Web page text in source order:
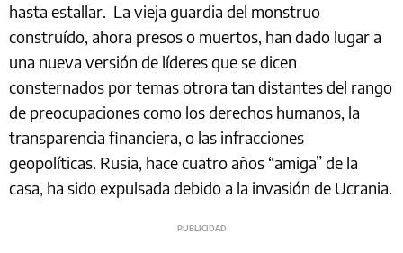
hasta estallar. La vieja guardia del monstruo
construído, ahora presos o muertos, han dado lugar a
una nueva versión de líderes que se dicen
consternados por temas otrora tan distantes del rango
de preocupaciones como los derechos humanos, la
transparencia financiera, o las infracciones
geopolíticas. Rusia, hace cuatro años “amiga” de la
casa, ha sido expulsada debido a la invasión de Ucrania.